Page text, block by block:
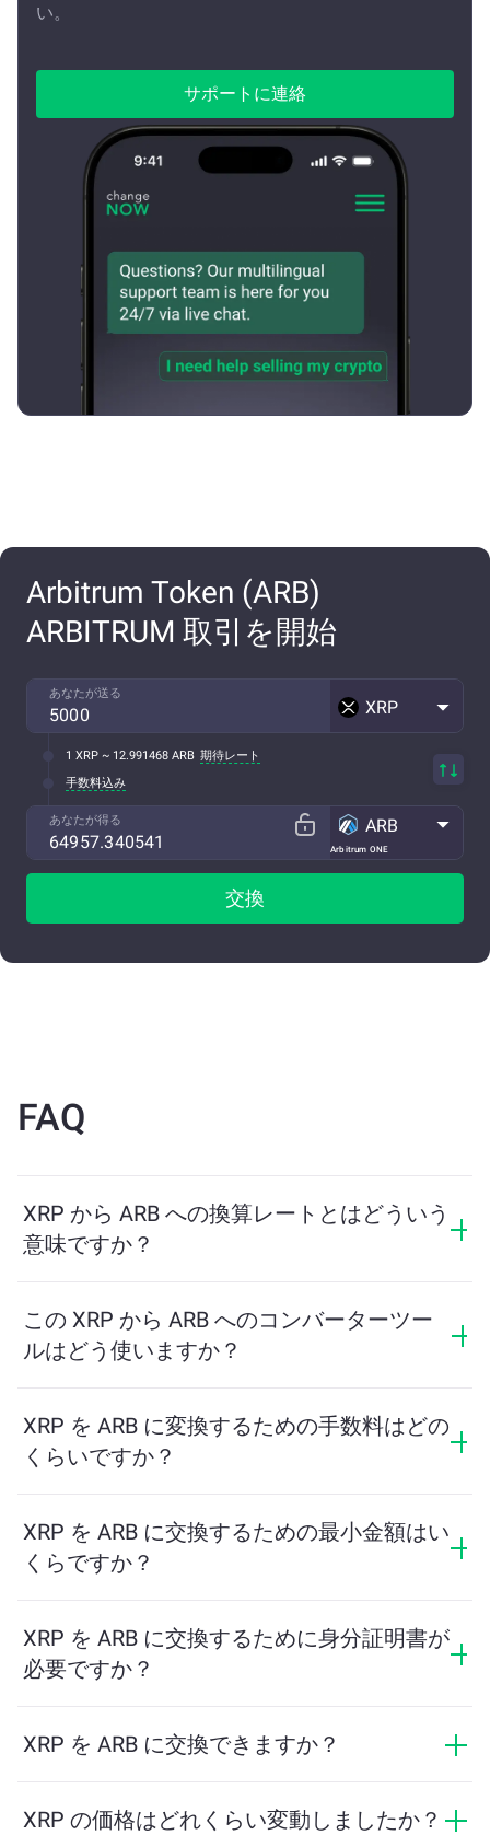
い。
サポートに連絡
Arbitrum Token (ARB)
ARBITRUM 取引を開始
あなたが送る
XRP
1 XRP ~ 12.991468 ARB 期待レート
手数料込み
あなたが得る
Arbitrum ONE
ARB
交換
FAQ
XRP から ARB への換算レートとはどういう
意味ですか？
示します。このレートは市場状況、需要と供給、流動
性に応じて変動します。
この XRP から ARB へのコンバーターツー
ルはどう使いますか？
取る予定の ARB の量を計算します。その後、取引を完
了するための手順に従ってください。
XRP を ARB に変換するための手数料はどの
くらいですか？
って異なります。ChangeNOWは隠れた手数料なしで競
争力のあるレートを提供しており、最終金額は取引を
確認する前に表示されます。
XRP を ARB に交換するための最小金額はい
くらですか？
ります。プラットフォームはスムーズな取引を保証す
るために必要な最小額を自動的に計算します。ただ
し、ほとんどの場合、最小金額は2ドル相当です。
XRP を ARB に交換するために身分証明書が
必要ですか？
速で匿名です。ただし、ChangeNOW Proにログインし
XRP を ARB に交換できますか？
にも交換できます。さらに、ChangeNOWはマルチチェ
XRP の価格はどれくらい変動しましたか？